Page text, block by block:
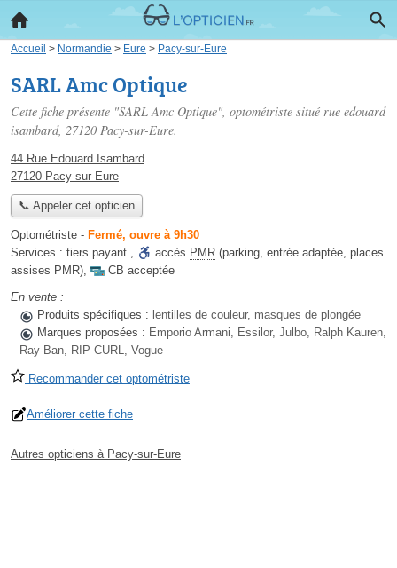
Accueil > Normandie > Eure > Pacy-sur-Eure
SARL Amc Optique
Cette fiche présente "SARL Amc Optique", optométriste situé rue edouard
isambard, 27120 Pacy-sur-Eure.
44 Rue Edouard Isambard
27120 Pacy-sur-Eure
📞 Appeler cet opticien
Optométriste - Fermé, ouvre à 9h30
Services : tiers payant , accès PMR (parking, entrée adaptée, places
assises PMR),
CB acceptée
En vente :
Produits spécifiques : lentilles de couleur, masques de plongée
Marques proposées : Emporio Armani, Essilor, Julbo, Ralph Kauren,
Ray-Ban, RIP CURL, Vogue
Recommander cet optométriste
Améliorer cette fiche
Autres opticiens à Pacy-sur-Eure